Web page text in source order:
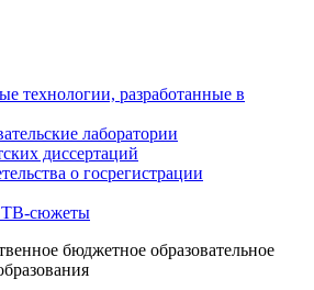
технологии, разработанные в
лаборатории
диссертаций
о госрегистрации
сюжеты
бюджетное образовательное